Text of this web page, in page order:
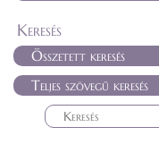
Keresés
Összetett keresés
Teljes szövegű keresés